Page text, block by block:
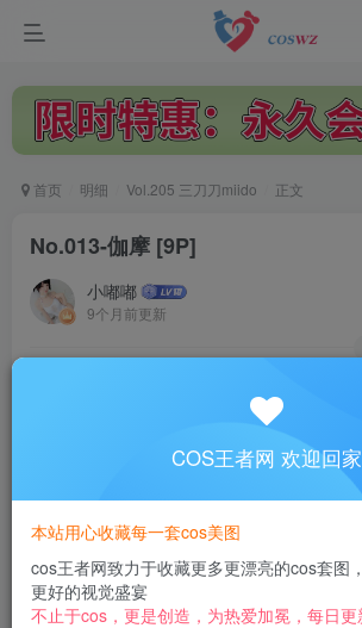
首页 明细 Vol.205 三刀刀miido 正文
No.013-伽摩 [9P]
小嘟嘟
9个月前更新
此内容为付费阅读，请付费后查看
3
黄金会员免费 钻
立即购买
COS王者网 欢迎回家
本站用心收藏每一套cos美图
cos王者网致力于收藏更多更漂亮的cos套图
更好的视觉盛宴
不止于cos，更是创造，为热爱加冕，每日更